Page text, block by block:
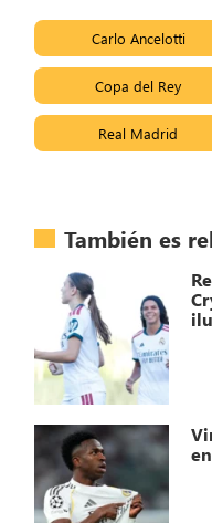
Carlo Ancelotti
Copa del Rey
Real Madrid
También es